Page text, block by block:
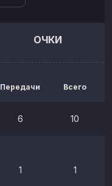
ОЧКИ
Передачи Всего
6 10
1 1